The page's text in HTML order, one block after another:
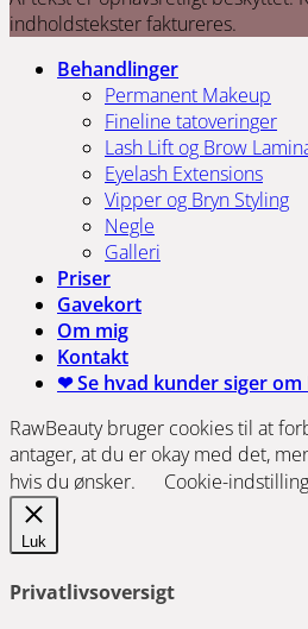
indholdstekster faktureres.
Behandlinger
Permanent Makeup
Fineline tatoveringer
Lash Lift og Brow
Eyelash Extensions
Vipper og Bryn Styling
Negle
Galleri
Priser
Gavekort
Om mig
Kontakt
❤ Se hvad kunder siger om
RawBeauty bruger cookies til at
antager, at du er okay med det,
hvis du ønsker.
Cookie-
Luk
Privatlivsoversigt